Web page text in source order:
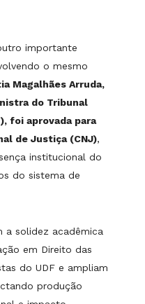
importante
o mesmo
Magalhães Arruda,
do Tribunal
foi aprovada para
de Justiça (CNJ),
institucional do
do sistema de
a solidez acadêmica
em Direito das
do UDF e ampliam
produção